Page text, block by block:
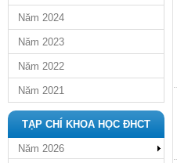
Năm 2024
Năm 2023
Năm 2022
Năm 2021
TẠP CHÍ KHOA HỌC ĐHCT
Năm 2026